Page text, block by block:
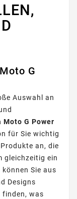
G
Auswahl an
Moto G Power
für Sie wichtig
an, die
gleichzeitig ein
Sie aus
Designs
finden, was